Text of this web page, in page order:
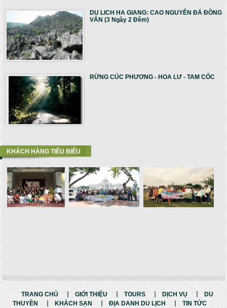
DU LICH HA GIANG: CAO NGUYÊN ĐÁ ĐỒNG
VĂN (3 Ngày 2 Đêm)
RỪNG CÚC PHƯƠNG - HOA LƯ - TAM CỐC
KHÁCH HÀNG TIÊU BIỂU
TRANG CHỦ GIỚI THIỆU TOURS DỊCH VỤ
DU
THUYỀN
KHÁCH SẠN ĐỊA DANH DU LỊCH TIN TỨC